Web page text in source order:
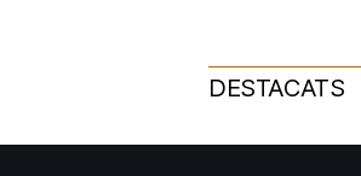
DESTACATS